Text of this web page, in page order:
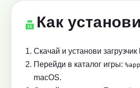
Как
Скачай и установи загрузчик
Перейди в каталог игры:
macOS.